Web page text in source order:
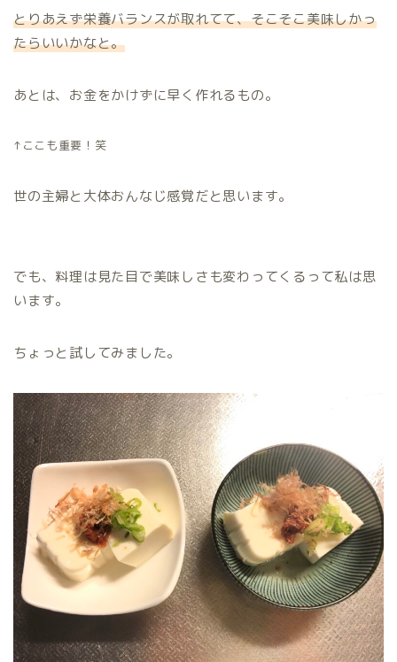
とりあえず栄養バランスが取れてて、そこそこ美味しかっ
たらいいかなと。
あとは、お金をかけずに早く作れるもの。
↑ここも重要！笑
世の主婦と大体おんなじ感覚だと思います。
でも、料理は見た目で美味しさも変わってくるって私は思
います。
ちょっと試してみました。